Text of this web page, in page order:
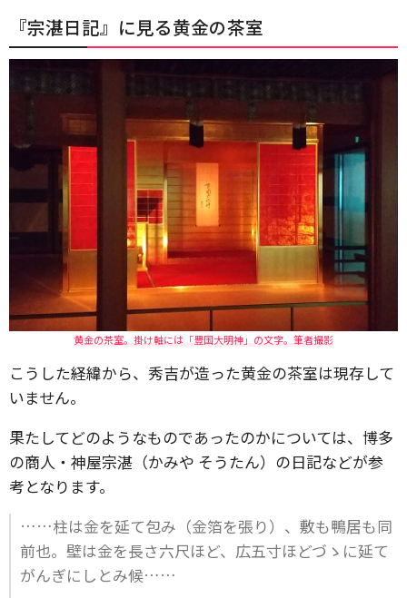
『宗湛日記』に見る黄金の茶室
黄金の茶室。掛け軸には「豊国大明神」の文字。筆者撮影
こうした経緯から、秀吉が造った黄金の茶室は現存して
いません。
果たしてどのようなものであったのかについては、博多
の商人・神屋宗湛（かみや そうたん）の日記などが参
考となります。
……柱は金を延て包み（金箔を張り）、敷も鴨居も同
前也。壁は金を長さ六尺ほど、広五寸ほどづゝに延て
がんぎにしとみ候……